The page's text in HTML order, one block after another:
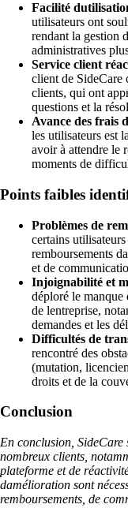
Facilité
utilisateurs ont
rendant la gestion
administratives
Service client
client de SideCare
clients, qui ont
questions et la
Avance des frais
les utilisateurs est
avoir à attendre le
moments de
Points faibles
Problèmes de
certains
remboursements
et de
Injoignabilité et
déploré le manque
de lentreprise,
demandes et les
Difficultés de
rencontré des
(mutation,
droits et de la
Conclusion
En conclusion,
nombreux clients,
plateforme et de
damélioration sont
remboursements, de